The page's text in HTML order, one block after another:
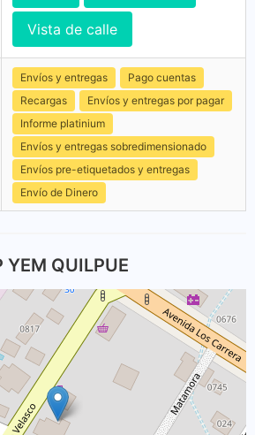
Vista de calle
Envíos y entregas
Pago cuentas
Recargas
Envíos y entregas por pagar
Informe platinium
Envíos y entregas sobredimensionado
Envíos pre-etiquetados y entregas
Envío de Dinero
QUILPUE